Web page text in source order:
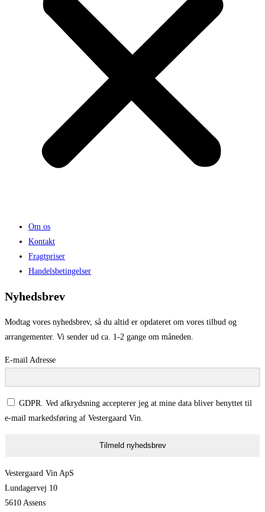
Om os
Kontakt
Fragtpriser
Handelsbetingelser
Nyhedsbrev
Modtag vores nyhedsbrev, så du altid er opdateret om vores tilbud og
arrangementer. Vi sender ud ca. 1-2 gange om måneden.
E-mail Adresse
GDPR. Ved afkrydsning accepterer jeg at mine data bliver benyttet til
e-mail markedsføring af Vestergaard Vin.
Tilmeld nyhedsbrev
Vestergaard Vin ApS
Lundagervej 10
5610 Assens